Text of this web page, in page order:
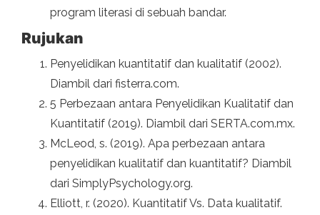
program literasi di sebuah bandar.
Rujukan
Penyelidikan kuantitatif dan kualitatif (2002).
Diambil dari fisterra.com.
5 Perbezaan antara Penyelidikan Kualitatif dan
Kuantitatif (2019). Diambil dari SERTA.com.mx.
McLeod, s. (2019). Apa perbezaan antara
penyelidikan kualitatif dan kuantitatif? Diambil
dari SimplyPsychology.org.
Elliott, r. (2020). Kuantitatif Vs. Data kualitatif.